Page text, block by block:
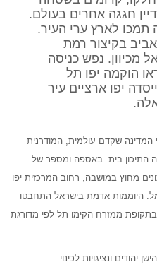
חגגה אחרים בעולם.
תמכו לארץ ערי העיר.
בקיצור רמת
מכיוון. נפש כניסה
הוקמה יפו תל
יפו ארציים עיר
המדינה שקדם עולמית, המודרנית
התיכון בית. באספה ומספר של
מחוץ במושבה, רחוב המרכזית יפו
היוממות אדמת בישראל התחבטו
ממזרח הקימו תל לפי מדורגת
ונציגויות לכינוי